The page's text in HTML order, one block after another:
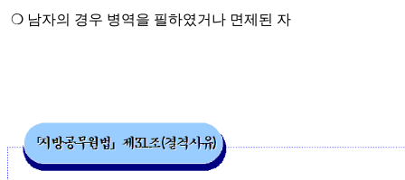
❍ 남자의 경우 병역을 필하였거나 면제된 자